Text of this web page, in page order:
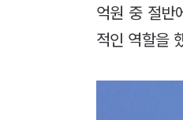
억원 중 절반
적인 역할을